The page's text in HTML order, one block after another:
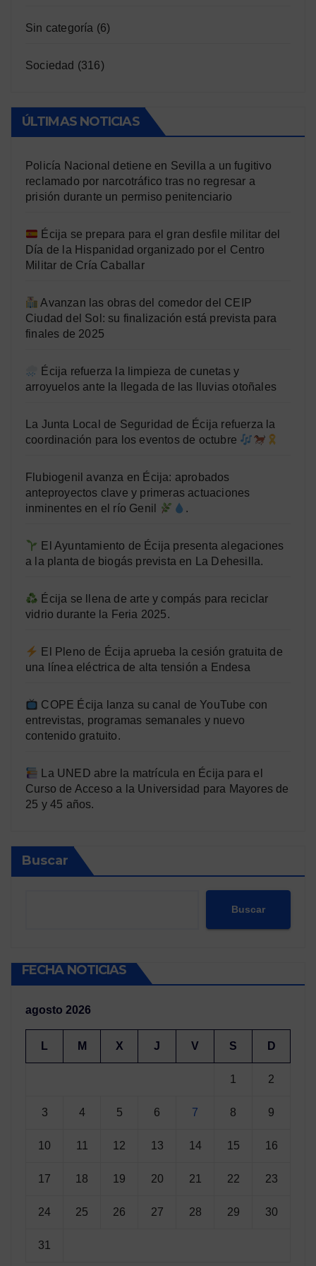
Sin categoría (6)
Sociedad (316)
ÚLTIMAS NOTICIAS
Policía Nacional detiene en Sevilla a un fugitivo
reclamado por narcotráfico tras no regresar a
prisión durante un permiso penitenciario
Écija se prepara para el gran desfile militar del
Día de la Hispanidad organizado por el Centro
Militar de Cría Caballar
Avanzan las obras del comedor del CEIP
Ciudad del Sol: su finalización está prevista para
finales de 2025
Écija refuerza la limpieza de cunetas y
arroyuelos ante la llegada de las lluvias otoñales
La Junta Local de Seguridad de Écija refuerza la
coordinación para los eventos de octubre
Flubiogenil avanza en Écija: aprobados
anteproyectos clave y primeras actuaciones
inminentes en el río Genil
.
El Ayuntamiento de Écija presenta alegaciones
a la planta de biogás prevista en La Dehesilla.
Écija se llena de arte y compás para reciclar
vidrio durante la Feria 2025.
El Pleno de Écija aprueba la cesión gratuita de
una línea eléctrica de alta tensión a Endesa
COPE Écija lanza su canal de YouTube con
entrevistas, programas semanales y nuevo
contenido gratuito.
La UNED abre la matrícula en Écija para el
Curso de Acceso a la Universidad para Mayores de
25 y 45 años.
Buscar
Buscar
FECHA NOTICIAS
agosto 2026
L M X J V S D
1 2
3 4 5 6 7 8 9
10 11 12 13 14 15 16
17 18 19 20 21 22 23
24 25 26 27 28 29 30
31